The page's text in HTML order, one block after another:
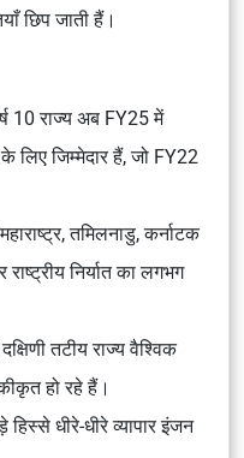
छिप जाती हैं।
10 राज्य अब FY25 में
लिए जिम्मेदार हैं, जो FY22
तमिलनाडु, कर्नाटक
निर्यात का लगभग
तटीय राज्य वैश्विक
हो रहे हैं।
हिस्से धीरे-धीरे व्यापार इंजन